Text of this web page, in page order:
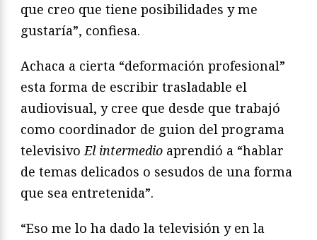
que creo que tiene posibilidades y me
gustaría”, confiesa.
Achaca a cierta “deformación profesional”
esta forma de escribir trasladable el
audiovisual, y cree que desde que trabajó
como coordinador de guion del programa
televisivoEl intermedio aprendió a “hablar
de temas delicados o sesudos de una forma
que sea entretenida”.
“Eso me lo ha dado la televisión y en la